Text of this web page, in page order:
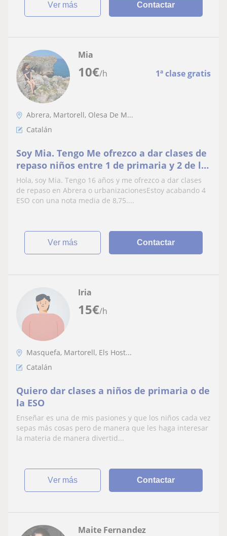
ver más Contactar
10€/h 1ª clase gratis
Mia
Abrera, Martorell, Olesa De M...
Catalán
Soy Mia. Tengo Me ofrezco a dar clases de
repaso niños entre 1 de primaria y 2 de la
ESO, todas las materias. Nota media 8,75
Hola, soy Mia. Tengo 16 años y me ofrezco a dar clases
de repaso en Abrera o urbanizacionesEstoy acabando 4
ESO con una nota media de 8,75....
ver más Contactar
15€/h
Iria
Masquefa, Martorell, Els Host...
Catalán
Quiero dar clases a niños de primaria o de
la ESO
Enseñar es una de mis pasiones y que los niños cada vez
sepas más cosas pero de manera que les haga interesar
la materia de manera divertid...
ver más Contactar
Maite Fernandez